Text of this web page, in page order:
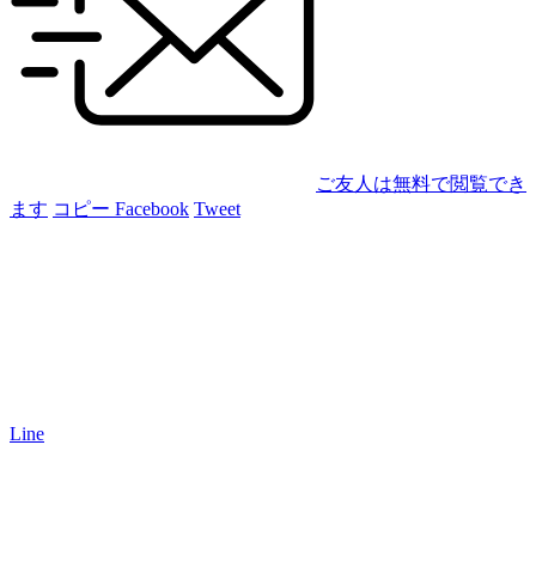
ご友人は無料で閲覧でき
ます コピー Facebook Tweet
Line